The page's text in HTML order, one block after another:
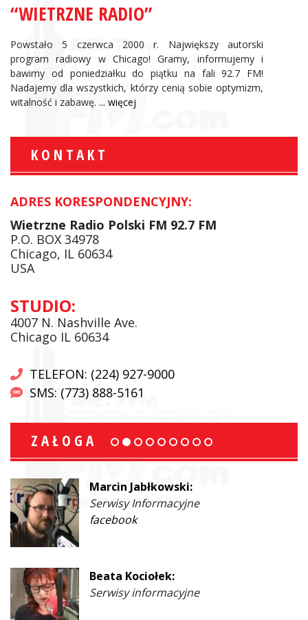
“WIETRZNE RADIO”
Powstało 5 czerwca 2000 r. Największy autorski
program radiowy w Chicago! Gramy, informujemy i
bawimy od poniedziałku do piątku na fali 92.7 FM!
Nadajemy dla wszystkich, którzy cenią sobie optymizm,
witalność i zabawę. ... więcej
KONTAKT
ADRES KORESPONDENCYJNY:
Wietrzne Radio Polski FM 92.7 FM
P.O. BOX 34978
Chicago, IL 60634
USA
STUDIO:
4007 N. Nashville Ave.
Chicago IL 60634
TELEFON: (224) 927-9000
SMS: (773) 888-5161
ZAŁOGA
Marcin Jabłkowski:
Serwisy Informacyjne
facebook
Beata Kociołek:
Serwisy informacyjne